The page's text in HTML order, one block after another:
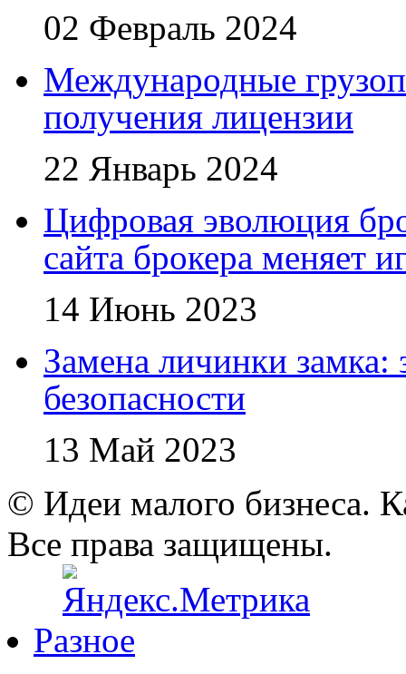
02 Февраль 2024
Международные
получения лицензии
22 Январь 2024
Цифровая эволюция
сайта брокера меняет
14 Июнь 2023
Замена личинки замка:
безопасности
13 Май 2023
© Идеи малого бизнеса.
Все права защищены.
Разное